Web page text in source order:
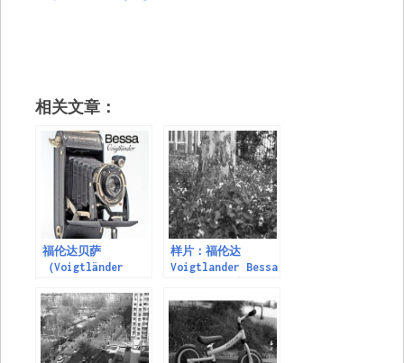
相关文章：
福伦达贝萨
（Voigtländer
样片：福伦达
Voigtlander Bessa
Bessa RF Skopar